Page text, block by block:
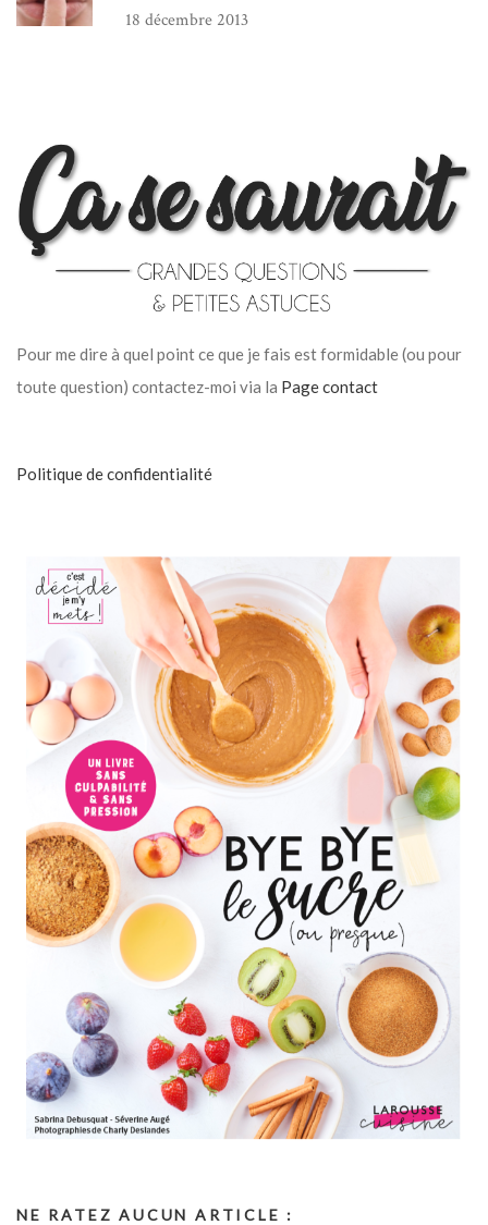
18 décembre 2013
Pour me dire à quel point ce que je fais est formidable (ou pour
toute question) contactez-moi via la Page contact
Politique de confidentialité
NE RATEZ AUCUN ARTICLE :